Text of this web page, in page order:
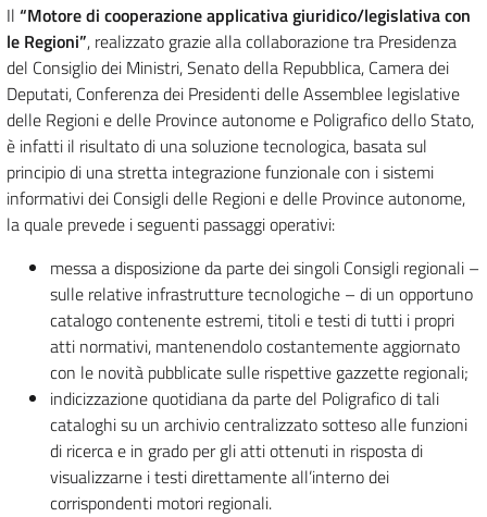
Il “Motore di cooperazione applicativa giuridico/legislativa con
le Regioni”, realizzato grazie alla collaborazione tra Presidenza
del Consiglio dei Ministri, Senato della Repubblica, Camera dei
Deputati, Conferenza dei Presidenti delle Assemblee legislative
delle Regioni e delle Province autonome e Poligrafico dello Stato,
è infatti il risultato di una soluzione tecnologica, basata sul
principio di una stretta integrazione funzionale con i sistemi
informativi dei Consigli delle Regioni e delle Province autonome,
la quale prevede i seguenti passaggi operativi:
messa a disposizione da parte dei singoli Consigli regionali –
sulle relative infrastrutture tecnologiche – di un opportuno
catalogo contenente estremi, titoli e testi di tutti i propri
atti normativi, mantenendolo costantemente aggiornato
con le novità pubblicate sulle rispettive gazzette regionali;
indicizzazione quotidiana da parte del Poligrafico di tali
cataloghi su un archivio centralizzato sotteso alle funzioni
di ricerca e in grado per gli atti ottenuti in risposta di
visualizzarne i testi direttamente all’interno dei
corrispondenti motori regionali.